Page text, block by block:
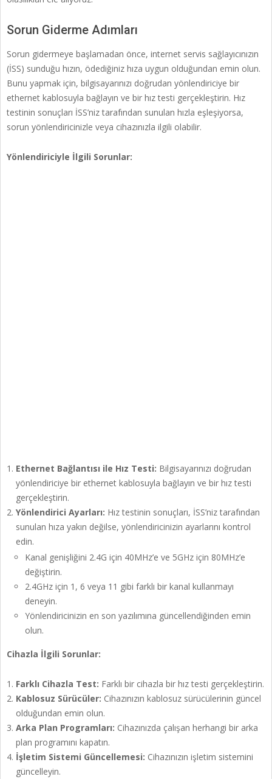
Sorun Giderme Adımları
Sorun gidermeye başlamadan önce, internet servis sağlayıcınızın
(İSS) sunduğu hızın, ödediğiniz hıza uygun olduğundan emin olun.
Bunu yapmak için, bilgisayarınızı doğrudan yönlendiriciye bir
ethernet kablosuyla bağlayın ve bir hız testi gerçekleştirin. Hız
testinin sonuçları İSS’niz tarafından sunulan hızla eşleşiyorsa,
sorun yönlendiricinizle veya cihazınızla ilgili olabilir.
Yönlendiriciyle İlgili Sorunlar:
Ethernet Bağlantısı ile Hız Testi: Bilgisayarınızı doğrudan
yönlendiriciye bir ethernet kablosuyla bağlayın ve bir hız testi
gerçekleştirin.
Yönlendirici Ayarları: Hız testinin sonuçları, İSS’niz tarafından
sunulan hıza yakın değilse, yönlendiricinizin ayarlarını kontrol
edin.
Kanal genişliğini 2.4G için 40MHz’e ve 5GHz için 80MHz’e
değiştirin.
2.4GHz için 1, 6 veya 11 gibi farklı bir kanal kullanmayı
deneyin.
Yönlendiricinizin en son yazılımına güncellendiğinden emin
olun.
Cihazla İlgili Sorunlar:
Farklı Cihazla Test: Farklı bir cihazla bir hız testi gerçekleştirin.
Kablosuz Sürücüler: Cihazınızın kablosuz sürücülerinin güncel
olduğundan emin olun.
Arka Plan Programları: Cihazınızda çalışan herhangi bir arka
plan programını kapatın.
İşletim Sistemi Güncellemesi: Cihazınızın işletim sistemini
güncelleyin.